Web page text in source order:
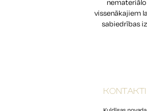
vissenākajiem
sabiedrības
KONTAKTI